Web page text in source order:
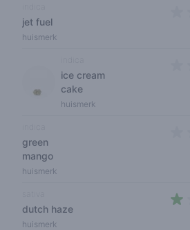
jet fuel
huismerk
ice cream
cake
huismerk
green
mango
huismerk
dutch haze
huismerk